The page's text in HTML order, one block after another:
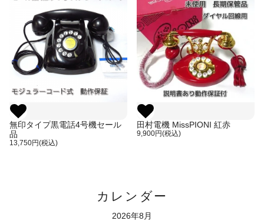
無印タイプ黒電話4号機セール
品
13,750円(税込)
田村電機 MissPIONI 紅赤
9,900円(税込)
カレンダー
2026年8月